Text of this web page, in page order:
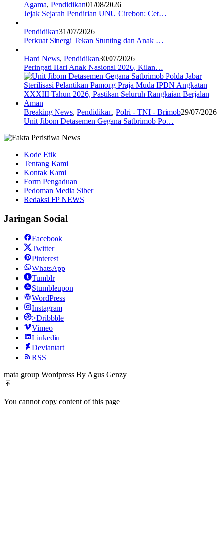
Agama, Pendidikan01/08/2026
Jejak Sejarah Pendirian UNU Cirebon: Cet…
Pendidikan31/07/2026
Perkuat Sinergi Tekan Stunting dan Anak …
Hard News, Pendidikan30/07/2026
Peringati Hari Anak Nasional 2026, Kilan…
Breaking News, Pendidikan, Polri - TNI - Brimob29/07/2026
Unit Jibom Detasemen Gegana Satbrimob Po…
Kode Etik
Tentang Kami
Kontak Kami
Form Pengaduan
Pedoman Media Siber
Redaksi FP NEWS
Jaringan Social
Facebook
Twitter
Pinterest
WhatsApp
Tumblr
Stumbleupon
WordPress
Instagram
>Dribbble
Vimeo
Linkedin
Deviantart
RSS
mata group Wordpress By Agus Genzy
You cannot copy content of this page